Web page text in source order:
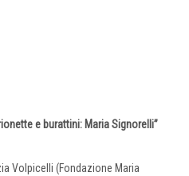
e burattini: Maria Signorelli”
Volpicelli (Fondazione Maria